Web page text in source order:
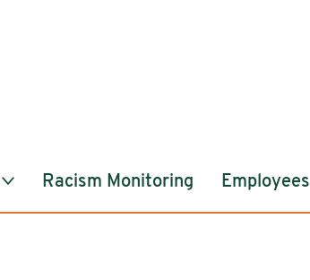
Racism Monitoring Employees